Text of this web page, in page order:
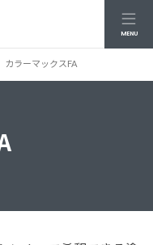
MENU
カラーマックスFA